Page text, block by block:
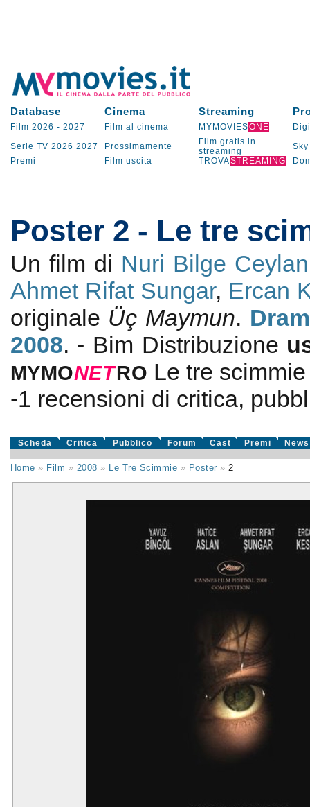
Database Cinema Streaming
Film 2026 - 2027 Film al cinema MYMOVIESONE
Serie TV 2026 2027 Prossimamente
Film gratis in
streaming
Sky
Premi
Film uscita TROVASTREAMING
Poster 2 - Le tre
Un film di Nuri Bilge Ceylan
Ahmet Rifat Sungar, Ercan
originale Üç Maymun.
2008. - Bim Distribuzione
MYMONETRO Le tre scimmie
-1 recensioni di critica,
Scheda Critica Pubblico Forum Cast Premi News
Home » Film » 2008 » Le Tre Scimmie » Poster »2